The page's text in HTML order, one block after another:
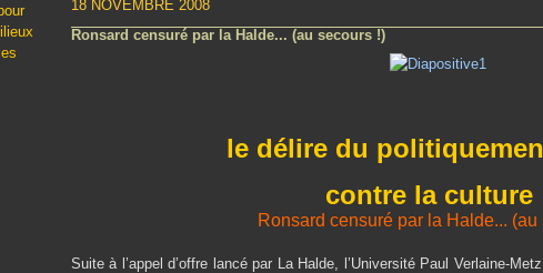
18 NOVEMBRE 2008
Ronsard censuré par la Halde... (au secours !)
le délire du
contre la culture
Ronsard censuré par la Halde... (au
Suite à l’appel d’offre lancé par La Halde, l’Université Paul Verlaine-